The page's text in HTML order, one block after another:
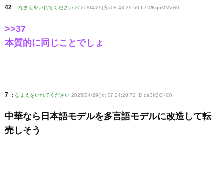
42 : なまえをいれてください 2025/04/29(火) 08:48:39.50 ID:WKqoMMVN0
>>37
本質的に同じことでしょ
7 : なまえをいれてください 2025/04/29(火) 07:24:28.72 ID:qe3kBCKC0
中華なら日本語モデルを多言語モデルに改造して転
売しそう